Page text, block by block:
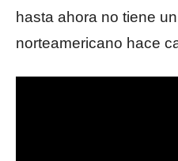
hasta ahora no tiene
norteamericano hace